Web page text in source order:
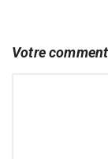
Votre